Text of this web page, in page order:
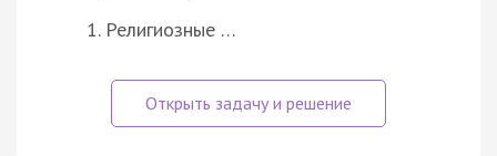
Религиозные …